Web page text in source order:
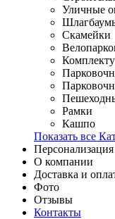
Уличные
Скамейки
Рамки
Кашпо
Показать все
Персонализация
О компании
Доставка и
Фото
Отзывы
Контакты